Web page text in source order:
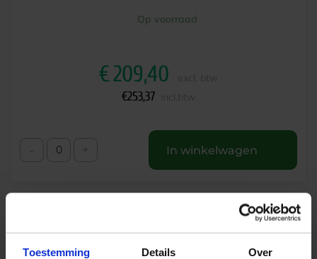
Toestemming Details Over
Op voorraad
€209,40
€253,37
In winkelwagen